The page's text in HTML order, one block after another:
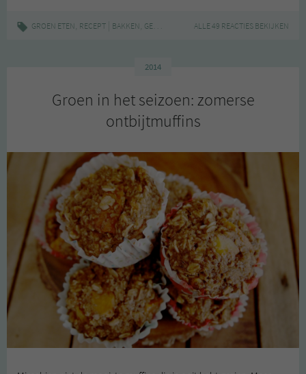
teff
GROEN ETEN, RECEPT BAKKEN, GEZOND MAKKELIJK, ONTBIJTMUFFINS,TEFF
ALLE 49 REACTIES BEKIJKEN
2014
Groen in het seizoen: zomerse
ontbijtmuffins